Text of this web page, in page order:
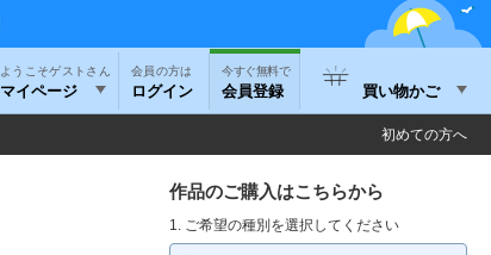
ようこそゲストさん
マイページ ログイン
今すぐ無料で
会員登録 買い物かご
初めての方へ
作品のご購入はこちらから
1. ご希望の種別を選択してください